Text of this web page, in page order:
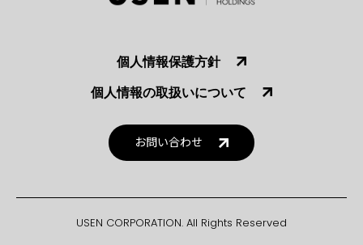
個人情報保護方針
個人情報の取扱いについて
お問い合わせ
USEN CORPORATION. All Rights Reserved